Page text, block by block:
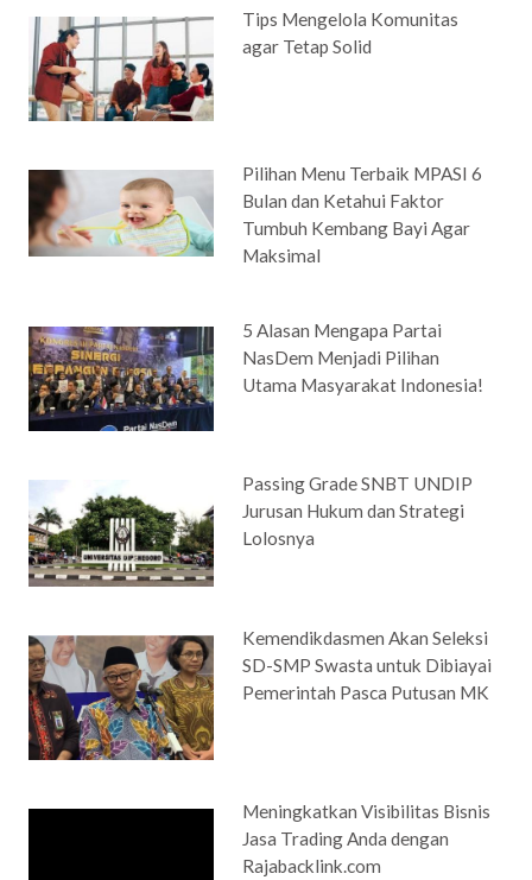
Tips Mengelola Komunitas
agar Tetap Solid
Pilihan Menu Terbaik MPASI 6
Bulan dan Ketahui Faktor
Tumbuh Kembang Bayi Agar
Maksimal
5 Alasan Mengapa Partai
NasDem Menjadi Pilihan
Utama Masyarakat Indonesia!
Passing Grade SNBT UNDIP
Jurusan Hukum dan Strategi
Lolosnya
Kemendikdasmen Akan Seleksi
SD-SMP Swasta untuk Dibiayai
Pemerintah Pasca Putusan MK
Meningkatkan Visibilitas Bisnis
Jasa Trading Anda dengan
Rajabacklink.com